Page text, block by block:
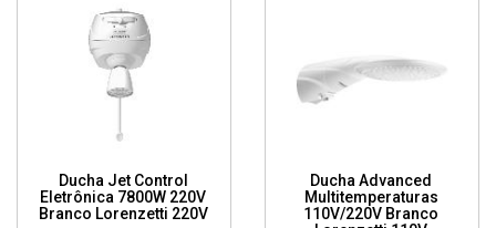
Ducha Jet Control
Eletrônica 7800W 220V
Branco Lorenzetti 220V
Ducha Advanced
Multitemperaturas
110V/220V Branco